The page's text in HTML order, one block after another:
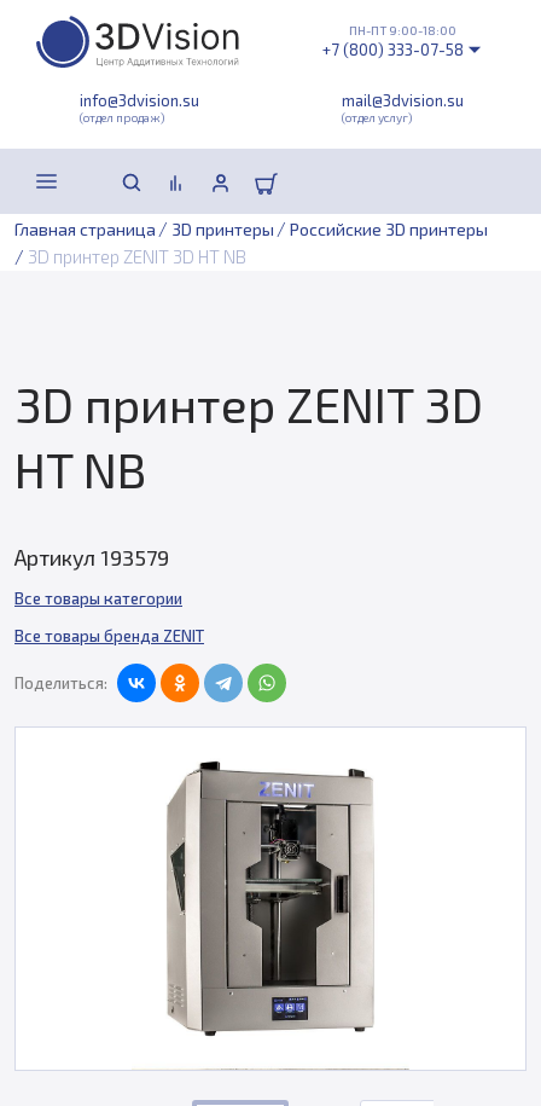
info@3dvision.su
(отдел продаж)
mail@3dvision.su
(отдел услуг)
ПН-ПТ 9:00-18:00
+7 (800) 333-07-58
Главная страница / 3D принтеры / Российские 3D принтеры
/ 3D принтер ZENIT 3D HT NB
3D принтер ZENIT 3D
HT NB
Артикул 193579
Все товары категории
Все товары бренда ZENIT
Поделиться: